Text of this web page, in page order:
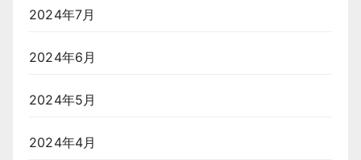
2024年7月
2024年6月
2024年5月
2024年4月